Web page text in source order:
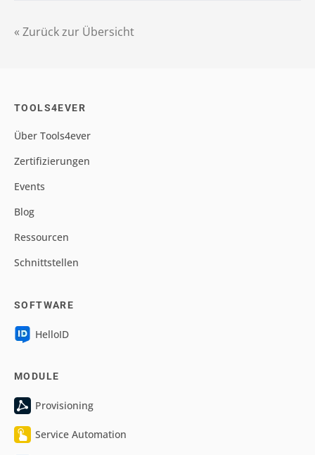
« Zurück zur Übersicht
TOOLS4EVER
Über Tools4ever
Zertifizierungen
Events
Blog
Ressourcen
Schnittstellen
SOFTWARE
HelloID
MODULE
Provisioning
Service Automation